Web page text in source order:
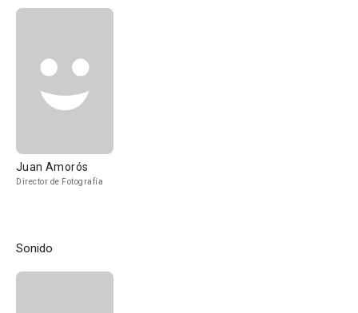
Juan Amorós
Director de Fotografía
Sonido